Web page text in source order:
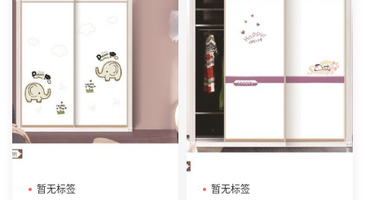
暂无标签 暂无标签